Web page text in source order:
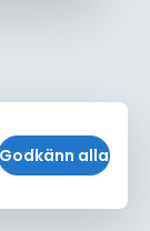
Godkänn alla